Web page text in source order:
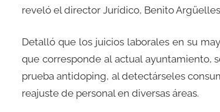
reveló el director Jurídico, Benito
Detalló que los juicios laborales en su
que corresponde al actual ayuntamiento,
prueba antidoping, al detectárseles
reajuste de personal en diversas áreas.